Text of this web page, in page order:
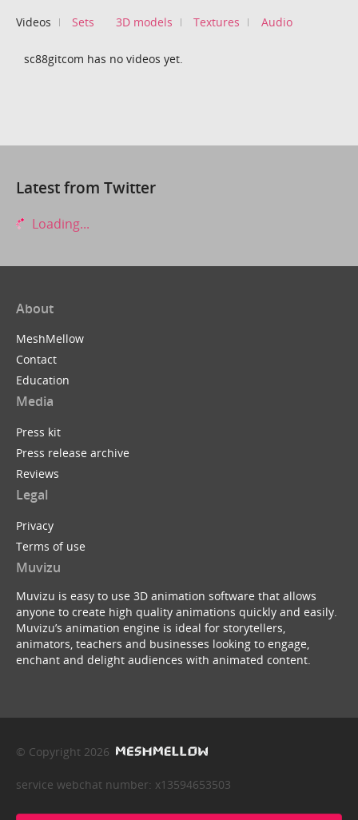
Videos Sets 3D models Textures Audio
sc88gitcom has no videos yet.
Latest from Twitter
Loading...
About
MeshMellow
Contact
Education
Media
Press kit
Press release archive
Reviews
Legal
Privacy
Terms of use
Muvizu
Muvizu is easy to use 3D animation software that allows
anyone to create high quality animations quickly and easily.
Muvizu’s animation engine is ideal for storytellers,
animators, teachers and businesses looking to engage,
enchant and delight audiences with animated content.
© Copyright 2026
service webchat number: x13594653503